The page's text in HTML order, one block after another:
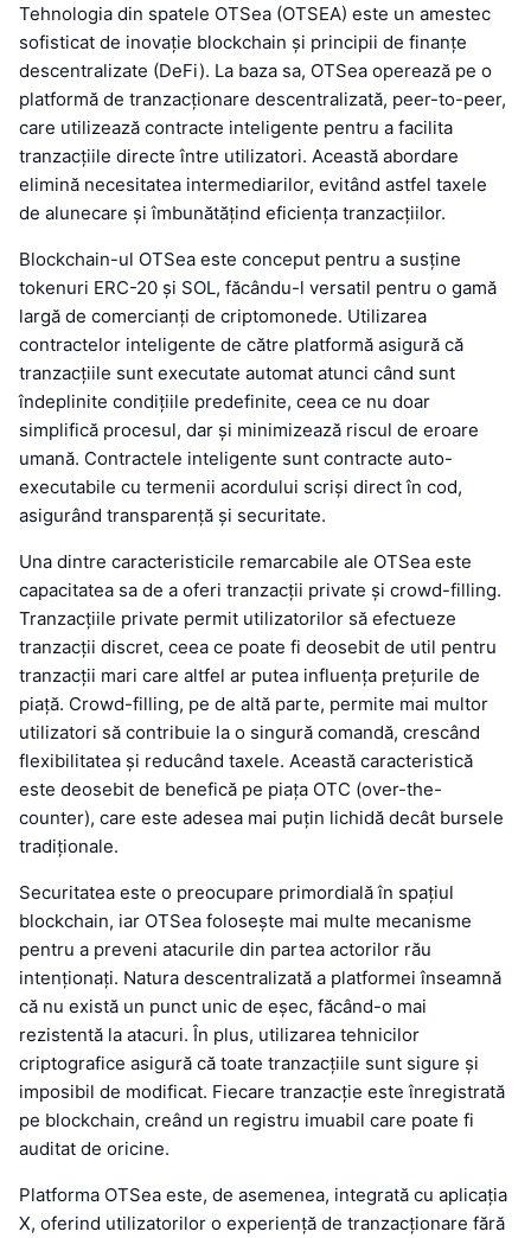
Tehnologia din spatele OTSea (OTSEA) este un amestec
sofisticat de inovație blockchain și principii de finanțe
descentralizate (DeFi). La baza sa, OTSea operează pe o
platformă de tranzacționare descentralizată, peer-to-peer,
care utilizează contracte inteligente pentru a facilita
tranzacțiile directe între utilizatori. Această abordare
elimină necesitatea intermediarilor, evitând astfel taxele
de alunecare și îmbunătățind eficiența tranzacțiilor.
Blockchain-ul OTSea este conceput pentru a susține
tokenuri ERC-20 și SOL, făcându-l versatil pentru o gamă
largă de comercianți de criptomonede. Utilizarea
contractelor inteligente de către platformă asigură că
tranzacțiile sunt executate automat atunci când sunt
îndeplinite condițiile predefinite, ceea ce nu doar
simplifică procesul, dar și minimizează riscul de eroare
umană. Contractele inteligente sunt contracte auto-
executabile cu termenii acordului scriși direct în cod,
asigurând transparență și securitate.
Una dintre caracteristicile remarcabile ale OTSea este
capacitatea sa de a oferi tranzacții private și crowd-filling.
Tranzacțiile private permit utilizatorilor să efectueze
tranzacții discret, ceea ce poate fi deosebit de util pentru
tranzacții mari care altfel ar putea influența prețurile de
piață. Crowd-filling, pe de altă parte, permite mai multor
utilizatori să contribuie la o singură comandă, crescând
flexibilitatea și reducând taxele. Această caracteristică
este deosebit de benefică pe piața OTC (over-the-
counter), care este adesea mai puțin lichidă decât bursele
tradiționale.
Securitatea este o preocupare primordială în spațiul
blockchain, iar OTSea folosește mai multe mecanisme
pentru a preveni atacurile din partea actorilor rău
intenționați. Natura descentralizată a platformei înseamnă
că nu există un punct unic de eșec, făcând-o mai
rezistentă la atacuri. În plus, utilizarea tehnicilor
criptografice asigură că toate tranzacțiile sunt sigure și
imposibil de modificat. Fiecare tranzacție este înregistrată
pe blockchain, creând un registru imuabil care poate fi
auditat de oricine.
Platforma OTSea este, de asemenea, integrată cu aplicația
X, oferind utilizatorilor o experiență de tranzacționare fără